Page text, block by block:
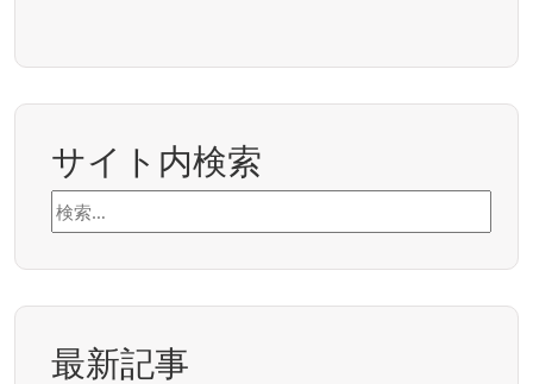
サイト内検索
検
索:
最新記事